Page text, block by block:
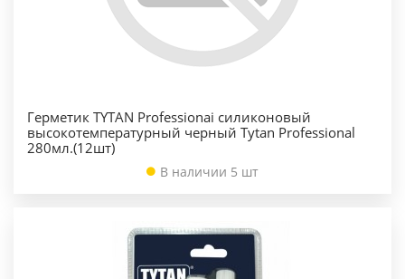
Герметик TYTAN Professionai силиконовый
высокотемпературный черный Tytan Professional
280мл.(12шт)
В наличии 5 шт